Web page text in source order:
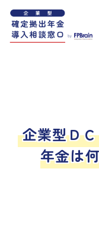
企業型Ｄ
年金は